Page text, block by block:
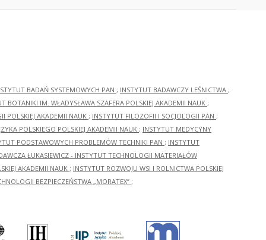
BADAŃ SYSTEMOWYCH PAN ; INSTYTUT BADAWCZY LEŚNICTWA ;
BOTANIKI IM. WŁADYSŁAWA SZAFERA POLSKIEJ AKADEMII NAUK ;
POLSKIEJ AKADEMII NAUK ; INSTYTUT FILOZOFII I SOCJOLOGII PAN ;
POLSKIEGO POLSKIEJ AKADEMII NAUK ; INSTYTUT MEDYCYNY
PODSTAWOWYCH PROBLEMÓW TECHNIKI PAN ; INSTYTUT
ŁUKASIEWICZ - INSTYTUT TECHNOLOGII MATERIAŁÓW
AKADEMII NAUK ; INSTYTUT ROZWOJU WSI I ROLNICTWA POLSKIEJ
BEZPIECZEŃSTWA „MORATEX” ;